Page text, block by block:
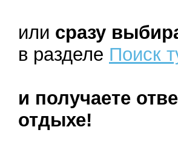
или сразу
в разделе Поиск
и получаете
отдыхе!